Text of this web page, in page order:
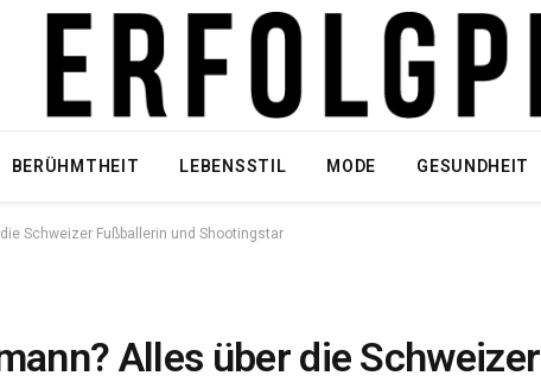
BERÜHMTHEIT LEBENSSTIL MODE GESUNDHEIT
Schweizer Fußballerin und Shootingstar
Alles über die Schweizer